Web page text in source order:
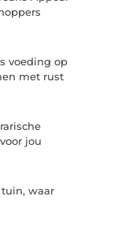
voeding op
met rust
jou
waar